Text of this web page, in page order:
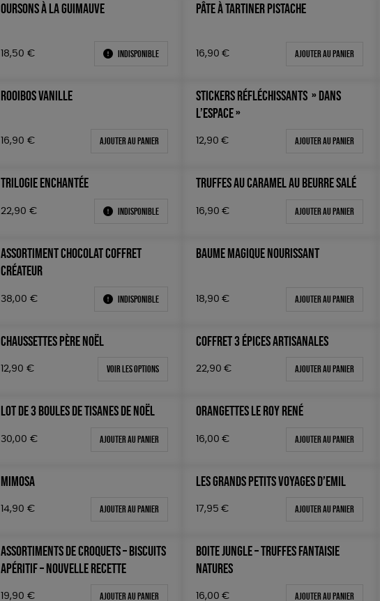
OURSONS À LA GUIMAUVE
18,50 € Indisponible
PÂTE À TARTINER PISTACHE
16,90 € Ajouter au panier
ROOIBOS VANILLE
16,90 € Ajouter au panier
STICKERS RÉFLÉCHISSANTS » DANS
L’ESPACE »
12,90 € Ajouter au panier
TRILOGIE ENCHANTÉE
22,90 € Indisponible
TRUFFES AU CARAMEL AU BEURRE SALÉ
16,90 € Ajouter au panier
ASSORTIMENT CHOCOLAT COFFRET
CRÉATEUR
38,00 € Indisponible
BAUME MAGIQUE NOURISSANT
18,90 € Ajouter au panier
CHAUSSETTES PÈRE NOËL
12,90 € Voir les options
COFFRET 3 ÉPICES ARTISANALES
22,90 € Ajouter au panier
LOT DE 3 BOULES DE TISANES DE NOËL
30,00 € Ajouter au panier
ORANGETTES LE ROY RENÉ
16,00 € Ajouter au panier
MIMOSA
14,90 € Ajouter au panier
LES GRANDS PETITS VOYAGES D’EMIL
17,95 € Ajouter au panier
ASSORTIMENTS DE CROQUETS – BISCUITS
APÉRITIF – NOUVELLE RECETTE
19,90 € Ajouter au panier
BOITE JUNGLE – TRUFFES FANTAISIE
NATURES
16,00 € Ajouter au panier